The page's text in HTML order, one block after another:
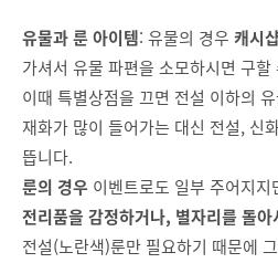
유물과 룬 아이템: 유물의 경우 캐시
가셔서 유물 파편을 소모하시면 구할
이때 특별상점을 끄면 전설 이하의
재화가 많이 들어가는 대신 전설, 신
뜹니다.
룬의 경우 이벤트로도 일부 주어지지
전리품을 감정하거나, 별자리를 돌아
전설(노란색)룬만 필요하기 때문에